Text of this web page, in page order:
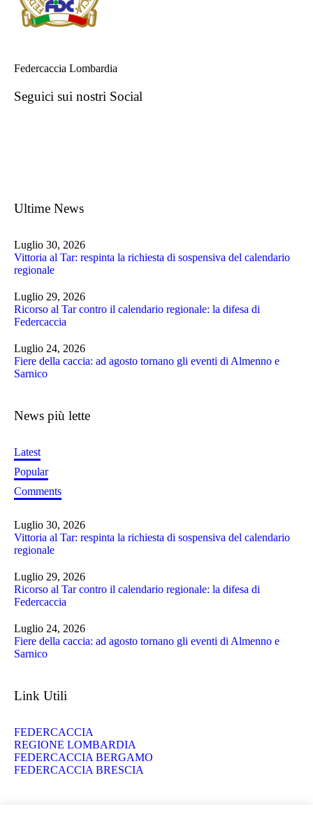
Federcaccia Lombardia
Seguici sui nostri Social
Ultime News
Luglio 30, 2026
Vittoria al Tar: respinta la richiesta di sospensiva del calendario
regionale
Luglio 29, 2026
Ricorso al Tar contro il calendario regionale: la difesa di
Federcaccia
Luglio 24, 2026
Fiere della caccia: ad agosto tornano gli eventi di Almenno e
Sarnico
News più lette
Latest
Popular
Comments
Luglio 30, 2026
Vittoria al Tar: respinta la richiesta di sospensiva del calendario
regionale
Luglio 29, 2026
Ricorso al Tar contro il calendario regionale: la difesa di
Federcaccia
Luglio 24, 2026
Fiere della caccia: ad agosto tornano gli eventi di Almenno e
Sarnico
Link Utili
FEDERCACCIA
REGIONE LOMBARDIA
FEDERCACCIA BERGAMO
FEDERCACCIA BRESCIA